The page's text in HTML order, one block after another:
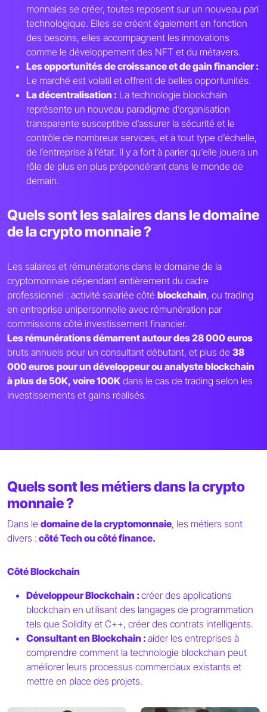
monnaies se créer, toutes reposent sur un nouveau pari
technologique. Elles se créent également en fonction
des besoins, elles accompagnent les innovations
comme le développement des NFT et du métavers.
Les opportunités de croissance et de gain financier :
Le marché est volatil et offrent de belles opportunités.
La décentralisation : La technologie blockchain
représente un nouveau paradigme d’organisation
transparente susceptible d’assurer la sécurité et le
contrôle de nombreux services, et à tout type d’échelle,
de l’entreprise à l’état. Il y a fort à parier qu’elle jouera un
rôle de plus en plus prépondérant dans le monde de
demain.
Quels sont les salaires dans le domaine
de la crypto monnaie ?
Les salaires et rémunérations dans le domaine de la
cryptomonnaie dépendant entièrement du cadre
professionnel : activité salariée côté blockchain, ou trading
en entreprise unipersonnelle avec rémunération par
commissions côté investissement financier.
Les rémunérations démarrent autour des 28 000 euros
bruts annuels pour un consultant débutant, et plus de 38
000 euros pour un développeur ou analyste blockchain
à plus de 50K, voire 100K dans le cas de trading selon les
investissements et gains réalisés.
Quels sont les métiers dans la crypto
monnaie ?
Dans le domaine de la cryptomonnaie, les métiers sont
divers : côté Tech ou côté finance.
Côté Blockchain
Développeur Blockchain : créer des applications
blockchain en utilisant des langages de programmation
tels que Solidity et C++, créer des contrats intelligents.
Consultant en Blockchain : aider les entreprises à
comprendre comment la technologie blockchain peut
améliorer leurs processus commerciaux existants et
mettre en place des projets.